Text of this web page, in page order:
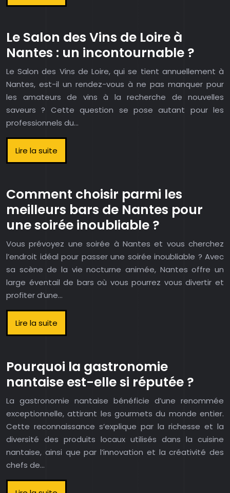
Le Salon des Vins de Loire à
Nantes : un incontournable ?
Le Salon des Vins de Loire, qui se tient annuellement à
Nantes, est-il un rendez-vous à ne pas manquer pour
les amateurs de vins à la recherche de nouvelles
saveurs ? Cette question se pose autant pour les
professionnels du…
Lire la suite
Comment choisir parmi les
meilleurs bars de Nantes pour
une soirée inoubliable ?
Vous prévoyez une soirée à Nantes et vous cherchez
l’endroit idéal pour passer une soirée inoubliable ? Avec
sa scène de la vie nocturne animée, Nantes offre un
large éventail de bars où vous pourrez vous divertir et
profiter d’une…
Lire la suite
Pourquoi la gastronomie
nantaise est-elle si réputée ?
La gastronomie nantaise bénéficie d’une renommée
exceptionnelle, attirant les gourmets du monde entier.
Cette reconnaissance s’explique par la richesse et la
diversité des produits locaux utilisés dans la cuisine
nantaise, ainsi que par l’innovation et la créativité des
chefs de…